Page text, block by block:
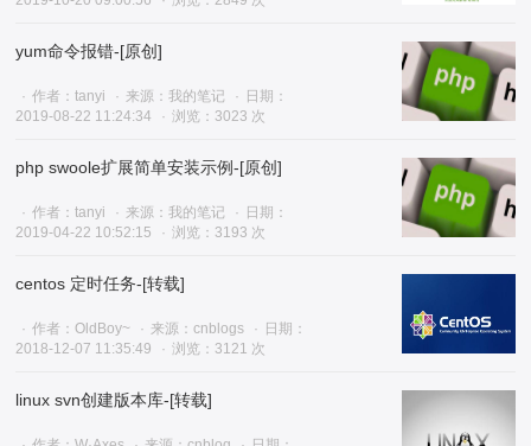
yum命令报错-[原创]
作者：tanyi 来源：我的笔记
日期：
2019-08-22 11:24:34
浏览：3023 次
php swoole扩展简单安装示例-[原创]
作者：tanyi 来源：我的笔记
日期：
2019-04-22 10:52:15
浏览：3193 次
centos 定时任务-[转载]
作者：OldBoy~ 来源：cnblogs
日期：
2018-12-07 11:35:49
浏览：3121 次
linux svn创建版本库-[转载]